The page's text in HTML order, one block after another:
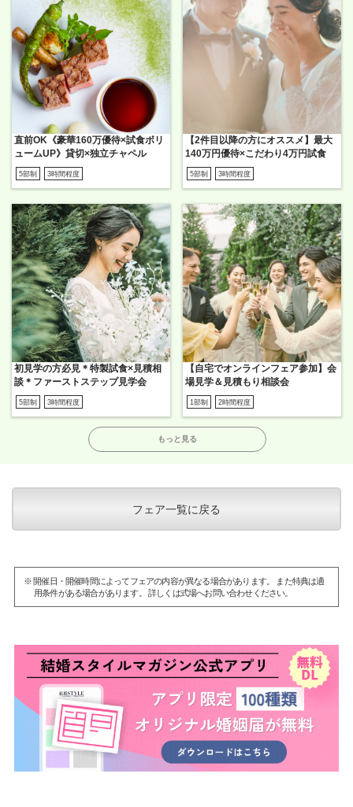
直前OK《豪華160万優待×試食ボリ
ュームUP》貸切×独立チャペル
5部制 3時間程度
【2件目以降の方にオススメ】最大
140万円優待×こだわり4万円試食
5部制 3時間程度
初見学の方必見＊特製試食×見積相
談＊ファーストステップ見学会
5部制 3時間程度
【自宅でオンラインフェア参加】会
場見学＆見積もり相談会
1部制 2時間程度
もっと見る
フェア一覧に戻る
※ 開催日・開催時間によってフェアの内容が異なる場合があります。 また特典は適
用条件がある場合があります。 詳しくは式場へお問い合わせください。